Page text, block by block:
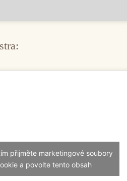
přijměte marketingové soubory
a povolte tento obsah